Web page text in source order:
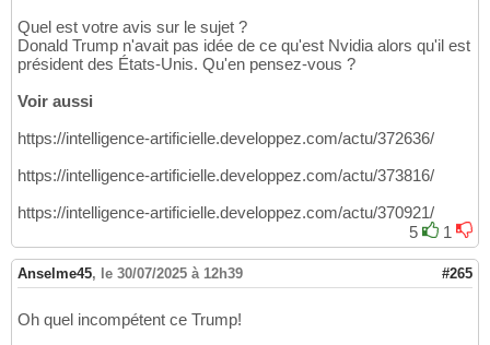
Quel est votre avis sur le sujet ?
Donald Trump n'avait pas idée de ce qu'est Nvidia alors qu'il est
président des États-Unis. Qu'en pensez-vous ?
Voir aussi
https://intelligence-artificielle.developpez.com/actu/372636/
https://intelligence-artificielle.developpez.com/actu/373816/
https://intelligence-artificielle.developpez.com/actu/370921/
5
1
Anselme45, le 30/07/2025 à 12h39 #265
Oh quel incompétent ce Trump!